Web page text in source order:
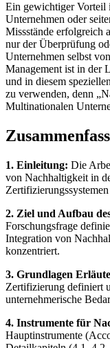
Ein gewichtiger Vorteil
Unternehmen oder
Missstände erfolgreich
nur der Überprüfung
Unternehmen selbst
Management ist in der
und in diesem
zu verwenden, denn
Multinationalen
1. Einleitung: Die
von Nachhaltigkeit in
2. Ziel und Aufbau
Forschungsfrage
Integration von
konzentriert.
3. Grundlagen
Zertifizierung definiert
unternehmerische
4. Instrumente für
Hauptinstrumente